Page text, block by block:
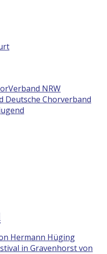
NRW
Deutsche Chorverband
Hermann Hüging
in Gravenhorst von